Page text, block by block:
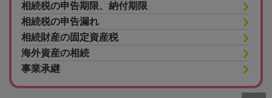
相続税の申告期限、納付期限
相続税の申告漏れ
相続財産の固定資産税
海外資産の相続
事業承継